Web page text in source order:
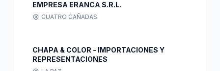
EMPRESA ERANCA S.R.L.
CUATRO CAÑADAS
CHAPA & COLOR - IMPORTACIONES Y
REPRESENTACIONES